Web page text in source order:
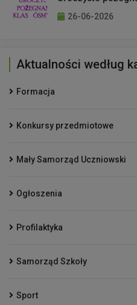
26-06-2026
Aktualności według
Formacja
Konkursy przedmiotowe
Mały Samorząd Uczniowski
Ogłoszenia
Profilaktyka
Samorząd Szkoły
Sport